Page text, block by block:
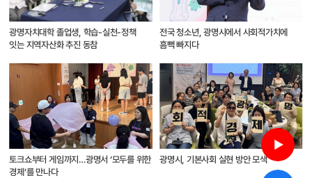
광명자치대학 졸업생, 학습-실천-정책
잇는 지역자산화 추진 동참
전국 청소년, 광명시에서 사회적가치에
흠뻑 빠지다
토크쇼부터 게임까지…광명서 ‘모두를 위한
경제’를 만나다
광명시, 기본사회 실현 방안 모색